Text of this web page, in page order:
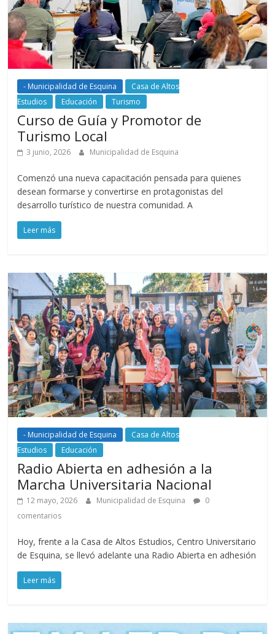
- Municipalidad de Esquina
Casa de Altos
Estudios
Educación Turismo
Curso de Guía y Promotor de
Turismo Local
3 junio, 2026 Municipalidad de Esquina
Comenzó una nueva capacitación pensada para quienes
desean formarse y convertirse en protagonistas del
desarrollo turístico de nuestra comunidad. A
Leer más
- Municipalidad de Esquina
Casa de Altos
Estudios
Educación
Radio Abierta en adhesión a la
Marcha Universitaria Nacional
12 mayo, 2026 Municipalidad de Esquina
0
comentarios
Hoy, frente a la Casa de Altos Estudios, Centro Universitario
de Esquina, se llevó adelante una Radio Abierta en adhesión
Leer más